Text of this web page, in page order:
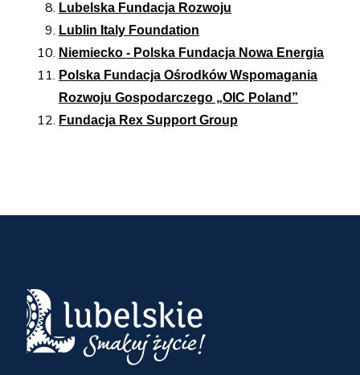
Lubelska Fundacja Rozwoju
Lublin Italy Foundation
Niemiecko - Polska Fundacja Nowa Energia
Polska Fundacja Ośrodków Wspomagania
Rozwoju Gospodarczego „OIC Poland”
Fundacja Rex Support Group